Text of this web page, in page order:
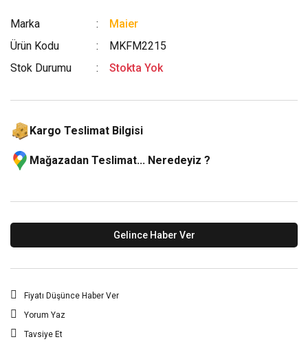
Marka
Maier
Ürün Kodu
MKFM2215
Stok Durumu
Stokta Yok
Kargo Teslimat Bilgisi
Mağazadan Teslimat... Neredeyiz ?
Gelince Haber Ver
Fiyatı Düşünce Haber Ver
Yorum Yaz
Tavsiye Et